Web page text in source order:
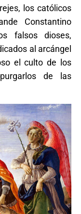
los católicos
Constantino
falsos dioses,
al arcángel
el culto de los
de las